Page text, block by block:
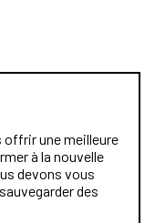
une meilleure
à la nouvelle
devons vous
des